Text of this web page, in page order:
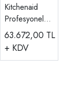
Kitchenaid
Profesyonel
Set Üstü
Mikser 6.9
Litre
63.672,00 TL
+ KDV